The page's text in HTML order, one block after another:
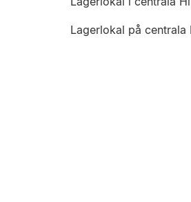
Lagerlokal på centrala